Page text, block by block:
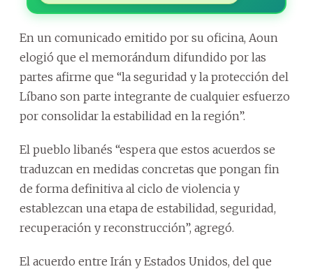
En un comunicado emitido por su oficina, Aoun
elogió que el memorándum difundido por las
partes afirme que “la seguridad y la protección del
Líbano son parte integrante de cualquier esfuerzo
por consolidar la estabilidad en la región”.
El pueblo libanés “espera que estos acuerdos se
traduzcan en medidas concretas que pongan fin
de forma definitiva al ciclo de violencia y
establezcan una etapa de estabilidad, seguridad,
recuperación y reconstrucción”, agregó.
El acuerdo entre Irán y Estados Unidos, del que